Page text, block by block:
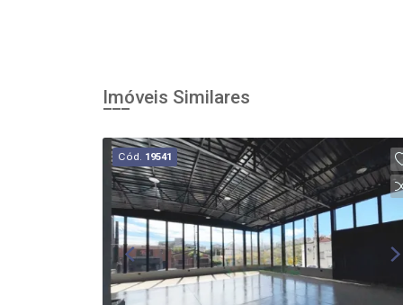
Imóveis Similares
Cód. 19541